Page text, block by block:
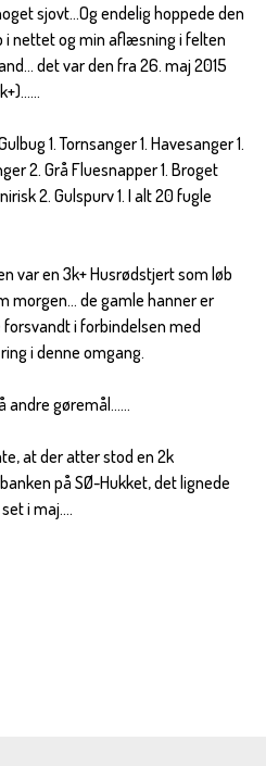
sjovt...Og endelig hoppede den
nettet og min aflæsning i felten
det var den fra 26. maj 2015
1. Tornsanger 1. Havesanger 1.
2. Grå Fluesnapper 1. Broget
2. Gulspurv 1. I alt 20 fugle
var en 3k+ Husrødstjert som løb
morgen... de gamle hanner er
i forbindelsen med
i denne omgang.
andre gøremål......
at der atter stod en 2k
på SØ-Hukket, det lignede
i maj....